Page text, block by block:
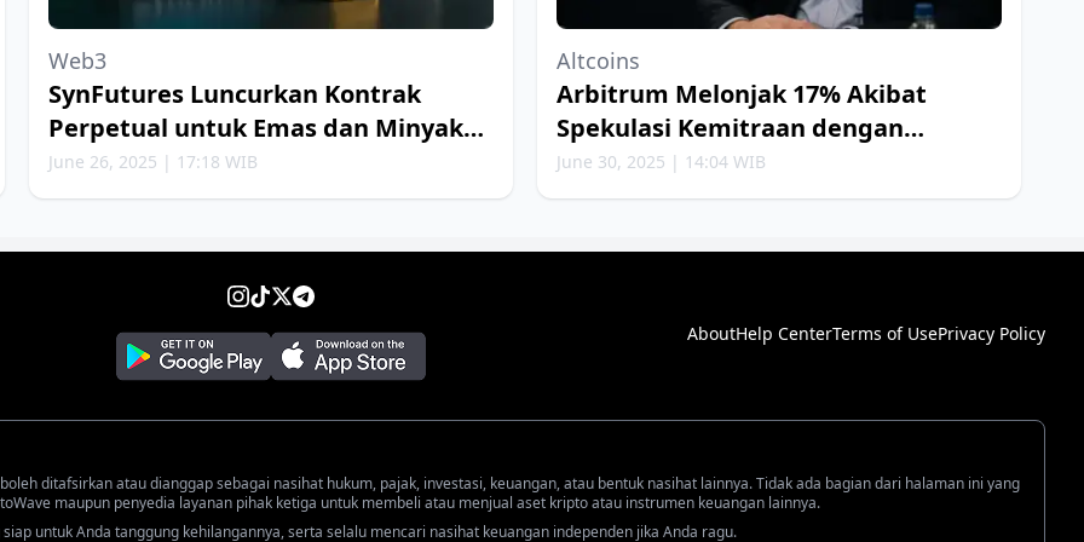
Web3
SynFutures Luncurkan Kontrak
Perpetual untuk Emas dan Minyak
Bumi
June 26, 2025 | 17:18 WIB
Altcoins
Arbitrum Melonjak 17% Akibat
Spekulasi Kemitraan dengan
Robinhood
June 30, 2025 | 14:04 WIB
AboutHelp CenterTerms of UsePrivacy Policy
ditafsirkan atau dianggap sebagai nasihat hukum, pajak, investasi, keuangan, atau bentuk nasihat lainnya. Tidak ada bagian dari halaman ini yang
maupun penyedia layanan pihak ketiga untuk membeli atau menjual aset kripto atau instrumen keuangan lainnya.
untuk Anda tanggung kehilangannya, serta selalu mencari nasihat keuangan independen jika Anda ragu.